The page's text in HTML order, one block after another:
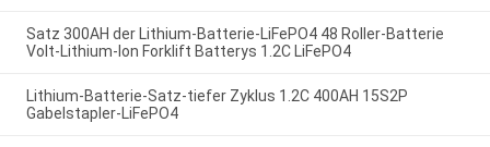
Satz 300AH der Lithium-Batterie-LiFePO4 48 Roller-Batterie
Volt-Lithium-Ion Forklift Batterys 1.2C LiFePO4
Lithium-Batterie-Satz-tiefer Zyklus 1.2C 400AH 15S2P
Gabelstapler-LiFePO4